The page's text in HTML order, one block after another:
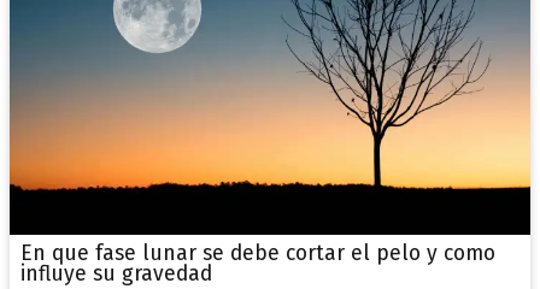
En que fase lunar se debe cortar el pelo y como
influye su gravedad